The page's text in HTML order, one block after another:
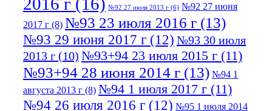
№92 27 июля 2013 г (6) №92 27 июня
2017 г (8) №93 23 июля 2016 г (13)
№93 29 июня 2017 г (12) №93 30 июля
2013 г (10) №93+94 23 июля 2015 г (11)
№93+94 28 июня 2014 г (13) №94 1
августа 2013 г (8) №94 1 июля 2017 г (11)
№94 26 июля 2016 г (12) №95 1 июля 2014